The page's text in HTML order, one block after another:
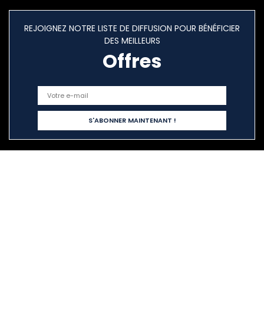
REJOIGNEZ NOTRE LISTE DE DIFFUSION POUR BÉNÉFICIER
DES MEILLEURS
Offres